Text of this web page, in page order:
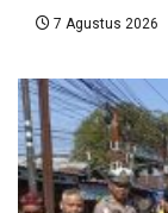
7 Agustus 2026